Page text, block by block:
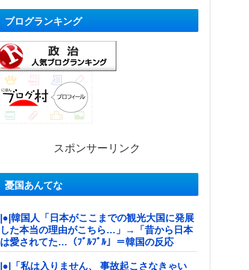
ブログランキング
スポンサーリンク
憂国あんてな
|●|韓国人「日本がここまでの観光大国に発展
した本当の理由がこちら…」→「昔から日本
は愛されてた…（ﾌﾞﾙﾌﾞﾙ」＝韓国の反応
|●|「私は入りません、 事故起こさなきゃい